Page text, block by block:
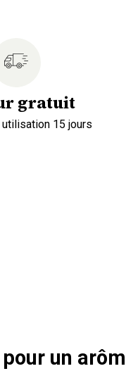
gratuit
utilisation 15 jours
un